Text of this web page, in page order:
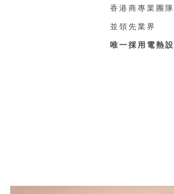
香港商專業團
並領先業界
唯一採用電熱